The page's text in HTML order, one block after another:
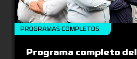
PROGRAMAS COMPLETOS
Programa completo del